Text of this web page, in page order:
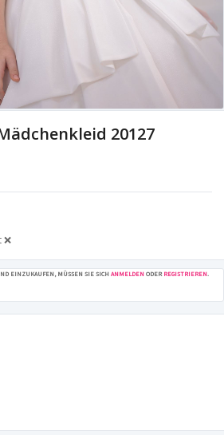
20127
EINZUKAUFEN, MÜSSEN SIE SICH ANMELDENODER REGISTRIEREN.